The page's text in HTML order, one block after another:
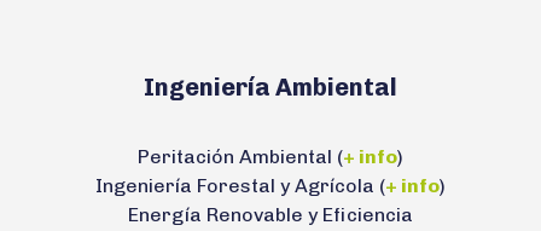
Ingeniería Ambiental
Peritación Ambiental (+ info)
Ingeniería Forestal y Agrícola (+ info)
Energía Renovable y Eficiencia